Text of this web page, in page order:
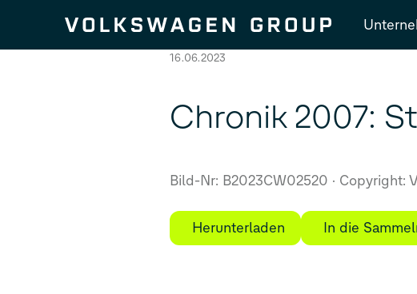
16.06.2023
Chronik 2007:
Bild-Nr: B2023CW02520 Copyright:
Herunterladen In die